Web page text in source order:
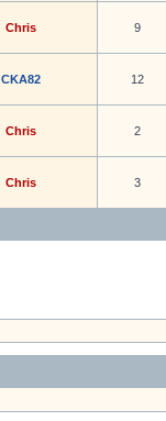
Chris 9
CKA82 12
Chris 2
Chris 3